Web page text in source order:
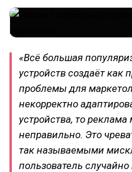
«Всё большая
устройств создаёт как
проблемы для
некорректно
устройства, то
неправильно. Это
так называемыми
пользователь